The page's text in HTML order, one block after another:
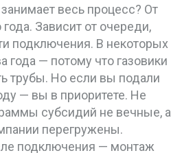
весь процесс? От
Зависит от очереди,
подключения. В некоторых
года — потому что газовики
трубы. Но если вы подали
— вы в приоритете. Не
субсидий не вечные, а
перегружены.
подключения — монтаж